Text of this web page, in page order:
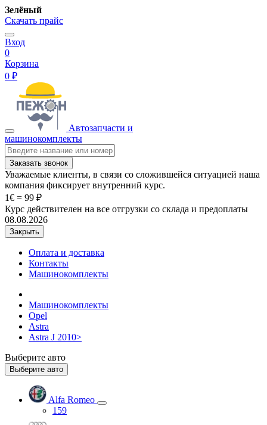
Зелёный
Скачать прайс
Вход
0
Корзина
0 ₽
Автозапчасти и
машинокомплекты
Заказать звонок
Уважаемые клиенты, в связи со сложившейся ситуацией наша
компания фиксирует внутренний курс.
1€ = 99 ₽
Курс действителен на все отгрузки со склада и предоплаты
08.08.2026
Закрыть
Оплата и доставка
Контакты
Машинокомплекты
Машинокомплекты
Opel
Astra
Astra J 2010>
Выберите авто
Выберите авто
Alfa Romeo
159